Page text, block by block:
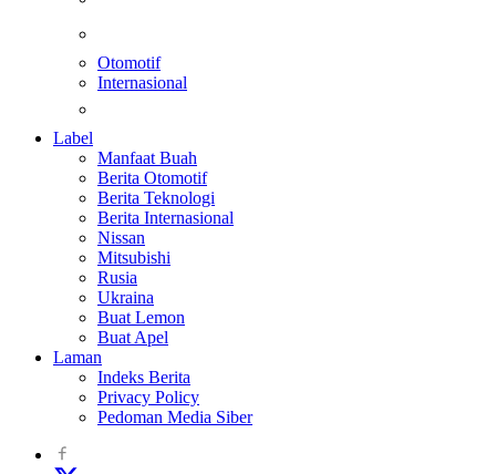
Otomotif
Internasional
Label
Manfaat Buah
Berita Otomotif
Berita Teknologi
Berita Internasional
Nissan
Mitsubishi
Rusia
Ukraina
Buat Lemon
Buat Apel
Laman
Indeks Berita
Privacy Policy
Pedoman Media Siber